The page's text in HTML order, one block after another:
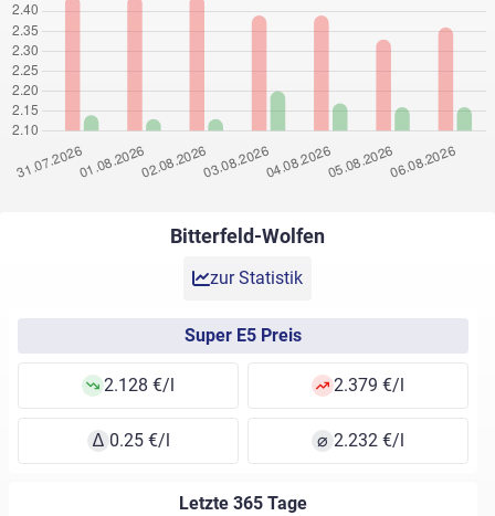
Bitterfeld-Wolfen
zur Statistik
Super E5 Preis
2.128 €/l 2.379 €/l
∆ 0.25 €/l ⌀ 2.232 €/l
Letzte 365 Tage